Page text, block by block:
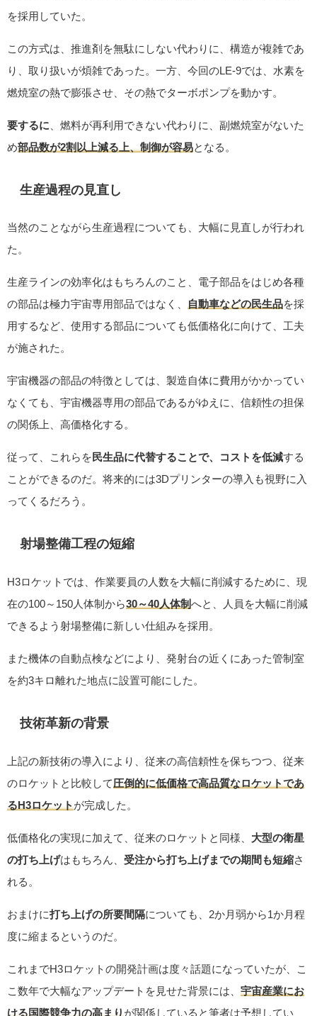
を採用していた。
この方式は、推進剤を無駄にしない代わりに、構造が複雑であ
り、取り扱いが煩雑であった。一方、今回のLE-9では、水素を
燃焼室の熱で膨張させ、その熱でターボポンプを動かす。
要するに 、燃料が再利用できない代わりに、副燃焼室がないた
め部品数が2割以上減る上、制御が容易 となる。
生産過程の見直し
当然のことながら生産過程についても、大幅に見直しが行われ
た。
生産ラインの効率化はもちろんのこと、電子部品をはじめ各種
の部品は極力宇宙専用部品ではなく、 自動車などの民生品を採
用するなど、使用する部品についても低価格化に向けて、工夫
が施された。
宇宙機器の部品の特徴としては、製造自体に費用がかかってい
なくても、宇宙機器専用の部品であるがゆえに、信頼性の担保
の関係上、高価格化する。
従って、これらを 民生品に代替することで、コストを低減する
ことができるのだ。将来的には3Dプリンターの導入も視野に入
ってくるだろう。
射場整備工程の短縮
H3ロケットでは、作業要員の人数を大幅に削減するために、現
在の100～150人体制から30～40人体制へと、人員を大幅に削減
できるよう射場整備に新しい仕組みを採用。
また機体の自動点検などにより、発射台の近くにあった管制室
を約3キロ離れた地点に設置可能にした。
技術革新の背景
上記の新技術の導入により、従来の高信頼性を保ちつつ、従来
のロケットと比較して 圧倒的に低価格で高品質なロケットであ
るH3ロケット が完成した。
低価格化の実現に加えて、従来のロケットと同様、 大型の衛星
の打ち上げはもちろん、 受注から打ち上げまでの期間も短縮さ
れる。
おまけに打ち上げの所要間隔についても、2か月弱から1か月程
度に縮まるというのだ。
これまでH3ロケットの開発計画は度々話題になっていたが、こ
こ数年で大幅なアップデートを見せた背景には、 宇宙産業にお
ける国際競争力の高まり が関係していると筆者は予想してい